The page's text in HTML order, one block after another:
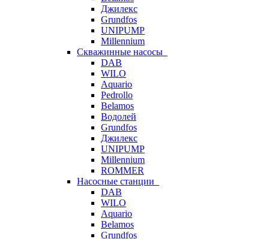
Джилекс
Grundfos
UNIPUMP
Millennium
Скважинные насосы
DAB
WILO
Aquario
Pedrollo
Belamos
Водолей
Grundfos
Джилекс
UNIPUMP
Millennium
ROMMER
Насосные станции
DAB
WILO
Aquario
Belamos
Grundfos